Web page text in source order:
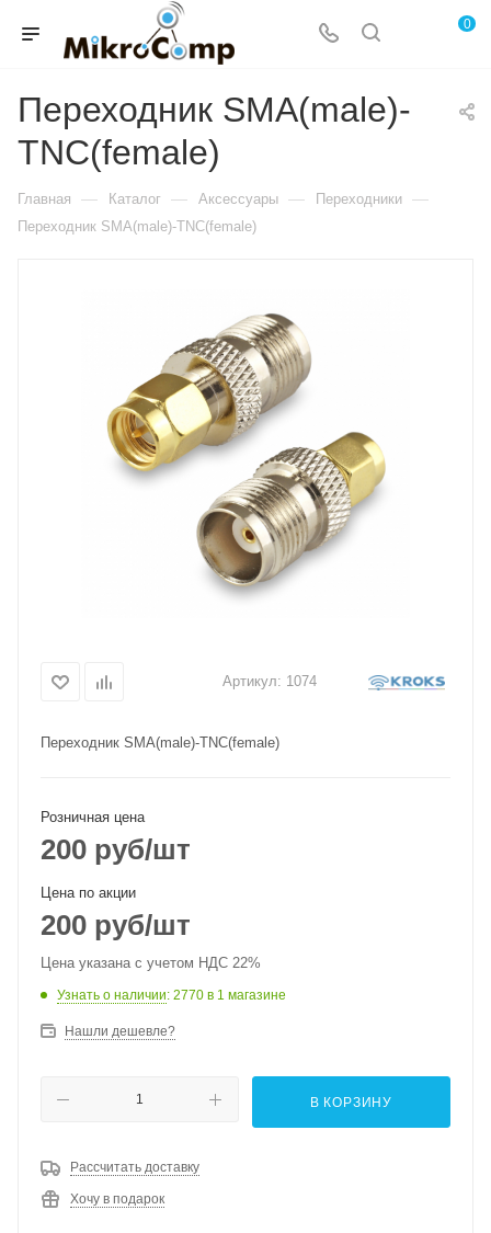
0
Переходник SMA(male)-
TNC(female)
Главная — Каталог — Аксессуары — Переходники —
Переходник SMA(male)-TNC(female)
Артикул: 1074
Переходник SMA(male)-TNC(female)
Розничная цена
200 руб/шт
Цена по акции
200 руб/шт
Цена указана с учетом НДС 22%
Узнать о наличии: 2770 в 1 магазине
Нашли дешевле?
В КОРЗИНУ
Рассчитать доставку
Хочу в подарок